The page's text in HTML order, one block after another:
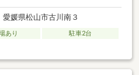
愛媛県松山市古川南３
あり
駐車2台